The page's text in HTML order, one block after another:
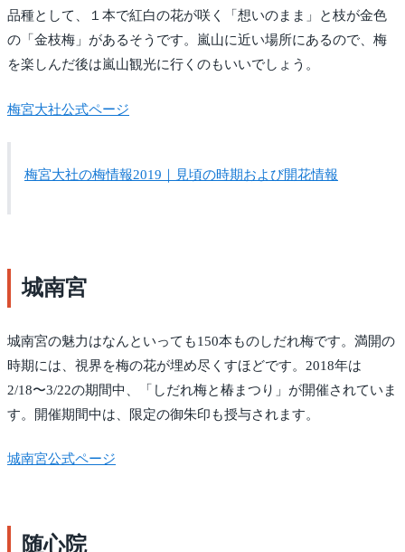
品種として、１本で紅白の花が咲く「想いのまま」と枝が金色
の「金枝梅」があるそうです。嵐山に近い場所にあるので、梅
を楽しんだ後は嵐山観光に行くのもいいでしょう。
梅宮大社公式ページ
梅宮大社の梅情報2019｜見頃の時期および開花情報
城南宮
城南宮の魅力はなんといっても150本ものしだれ梅です。満開の
時期には、視界を梅の花が埋め尽くすほどです。2018年は
2/18〜3/22の期間中、「しだれ梅と椿まつり」が開催されていま
す。開催期間中は、限定の御朱印も授与されます。
城南宮公式ページ
随心院